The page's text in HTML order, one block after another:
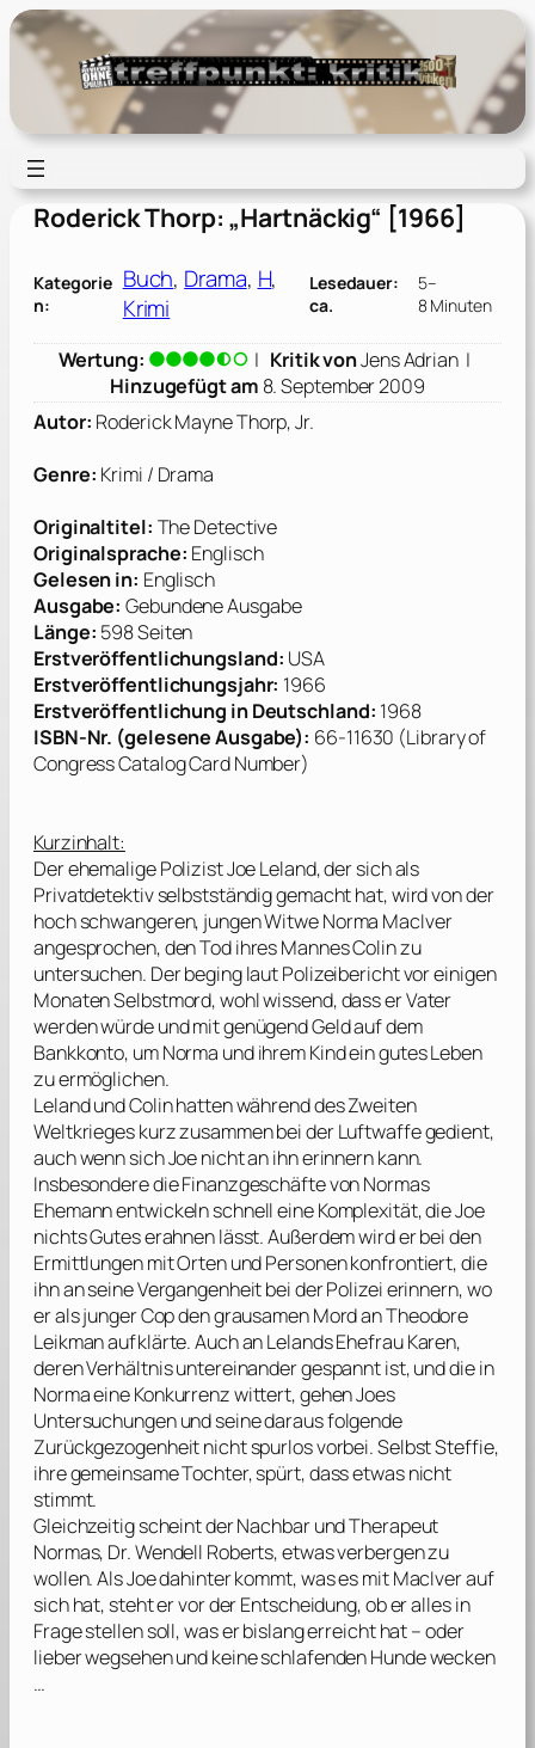
Zum
Inhalt
springen
Roderick Thorp: „Hartnäckig“ [1966]
Kategorie
n:
Buch, Drama, H
Krimi
Lesedauer:
ca.
5–
8 Minuten
Wertung: | Kritik vonJens Adrian|
Hinzugefügt am 8. September 2009
Autor: Roderick Mayne Thorp, Jr.
Genre: Krimi / Drama
Originaltitel: The Detective
Originalsprache: Englisch
Gelesen in: Englisch
Ausgabe: Gebundene Ausgabe
Länge: 598 Seiten
Erstveröffentlichungsland: USA
Erstveröffentlichungsjahr: 1966
Erstveröffentlichung in Deutschland: 1968
ISBN-Nr. (gelesene Ausgabe): 66-11630 (Library of
Congress Catalog Card Number)
Kurzinhalt:
Der ehemalige Polizist Joe Leland, der sich als
Privatdetektiv selbstständig gemacht hat, wird von der
hoch schwangeren, jungen Witwe Norma MacIver
angesprochen, den Tod ihres Mannes Colin zu
untersuchen. Der beging laut Polizeibericht vor einigen
Monaten Selbstmord, wohl wissend, dass er Vater
werden würde und mit genügend Geld auf dem
Bankkonto, um Norma und ihrem Kind ein gutes Leben
zu ermöglichen.
Leland und Colin hatten während des Zweiten
Weltkrieges kurz zusammen bei der Luftwaffe gedient,
auch wenn sich Joe nicht an ihn erinnern kann.
Insbesondere die Finanzgeschäfte von Normas
Ehemann entwickeln schnell eine Komplexität, die Joe
nichts Gutes erahnen lässt. Außerdem wird er bei den
Ermittlungen mit Orten und Personen konfrontiert, die
ihn an seine Vergangenheit bei der Polizei erinnern, wo
er als junger Cop den grausamen Mord an Theodore
Leikman aufklärte. Auch an Lelands Ehefrau Karen,
deren Verhältnis untereinander gespannt ist, und die in
Norma eine Konkurrenz wittert, gehen Joes
Untersuchungen und seine daraus folgende
Zurückgezogenheit nicht spurlos vorbei. Selbst Steffie,
ihre gemeinsame Tochter, spürt, dass etwas nicht
stimmt.
Gleichzeitig scheint der Nachbar und Therapeut
Normas, Dr. Wendell Roberts, etwas verbergen zu
wollen. Als Joe dahinter kommt, was es mit MacIver auf
sich hat, steht er vor der Entscheidung, ob er alles in
Frage stellen soll, was er bislang erreicht hat – oder
lieber wegsehen und keine schlafenden Hunde wecken
…